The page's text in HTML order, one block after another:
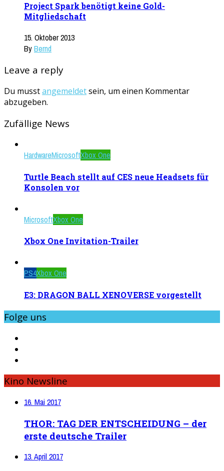
Project Spark benötigt keine Gold-
Mitgliedschaft
15. Oktober 2013
ByBernd
Leave a reply
Du musstangemeldetsein, um einen Kommentar
abzugeben.
Zufällige News
HardwareMicrosoftXbox One
Turtle Beach stellt auf CES neue Headsets für
Konsolen vor
MicrosoftXbox One
Xbox One Invitation-Trailer
PS4Xbox One
E3: DRAGON BALL XENOVERSE vorgestellt
Folge uns
Kino Newsline
16. Mai 2017
THOR: TAG DER ENTSCHEIDUNG – der
erste deutsche Trailer
13. April 2017